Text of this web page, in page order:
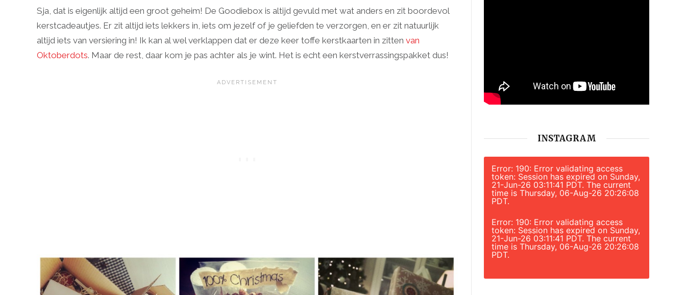
Sja, dat is eigenlijk altijd een groot geheim! De Goodiebox is altijd gevuld met wat anders en zit boordevol
kerstcadeautjes. Er zit altijd iets lekkers in, iets om jezelf of je geliefden te verzorgen, en er zit natuurlijk
altijd iets van versiering in! Ik kan al wel verklappen dat er deze keer toffe kerstkaarten in zitten van
Oktoberdots. Maar de rest, daar kom je pas achter als je wint. Het is echt een kerstverrassingspakket dus!
INSTAGRAM
Error: 190: Error validating access
token: Session has expired on Sunday,
21-Jun-26 03:11:41 PDT. The current
time is Thursday, 06-Aug-26 20:26:08
PDT.
Error: 190: Error validating access
token: Session has expired on Sunday,
21-Jun-26 03:11:41 PDT. The current
time is Thursday, 06-Aug-26 20:26:08
PDT.